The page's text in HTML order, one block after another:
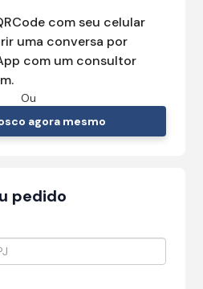
com seu celular
uma conversa por
com um consultor
Ou
agora mesmo
pedido